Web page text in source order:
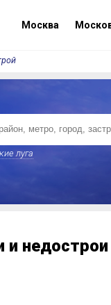
Москва
луга
и